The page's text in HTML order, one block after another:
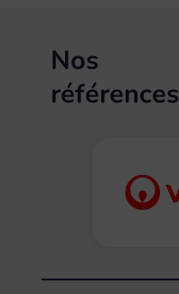
Nos
références